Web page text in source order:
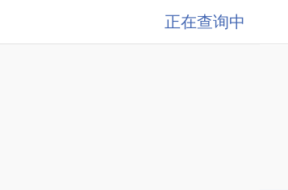
正在查询中